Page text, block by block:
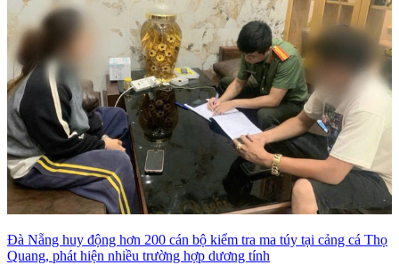
Đà Nẵng huy động hơn 200 cán bộ kiểm tra ma túy tại cảng cá Thọ
Quang, phát hiện nhiều trường hợp dương tính